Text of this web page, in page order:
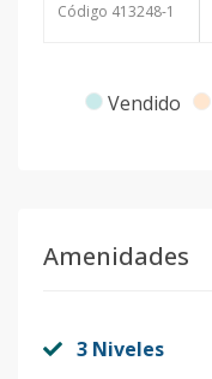
Código 413248-1
Vendido
Amenidades
3 Niveles